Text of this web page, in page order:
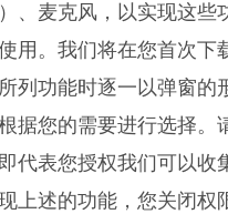
、麦克风，以实现这些
用。我们将在您首次下
列功能时逐一以弹窗的
据您的需要进行选择。
代表您授权我们可以收
上述的功能，您关闭权